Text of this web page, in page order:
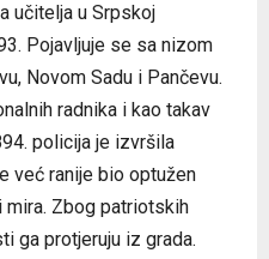
učitelja u Srpskoj
Pojavljuje se sa nizom
Novom Sadu i Pančevu.
radnika i kao takav
policija je izvršila
već ranije bio optužen
mira. Zbog patriotskih
ga protjeruju iz grada.